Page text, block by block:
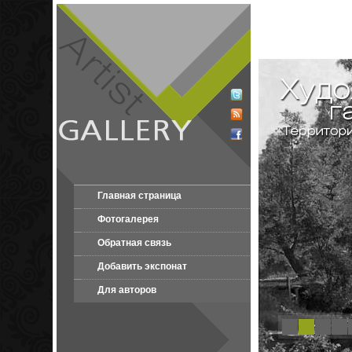
Главная страница
Фотогалерея
Обратная связь
Добавить экспонат
Для авторов